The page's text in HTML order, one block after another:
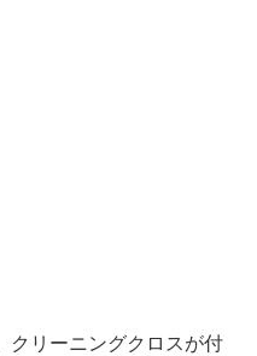
リーニングクロスが付